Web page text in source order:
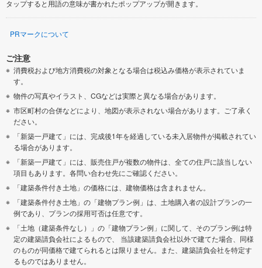
タップすると用語の意味が書かれたポップアップが開きます。
PRマークについて
ご注意
消費税および地方消費税の対象となる場合は税込み価格が表示されていま
す。
物件の写真やイラスト、CGなどは実際と異なる場合があります。
市区町村の合併などにより、地図が表示されない場合があります。ご了承く
ださい。
「新築一戸建て」には、完成後1年を経過している未入居物件が掲載されてい
る場合があります。
「新築一戸建て」には、販売住戸が複数の物件は、全ての住戸に該当しない
項目もあります。各問い合わせ先にご確認ください。
「建築条件付き土地」の価格には、建物価格は含まれません。
「建築条件付き土地」の「建物プラン例」は、土地購入者の設計プランの一
例であり、プランの採用可否は任意です。
「土地（建築条件なし）」の「建物プラン例」に関して、そのプラン例は特
定の建築請負会社によるもので、 当該建築請負会社以外で建てた場合、同様
のものが同価格で建てられるとは限りません。また、建築請負会社を特定す
るものではありません。